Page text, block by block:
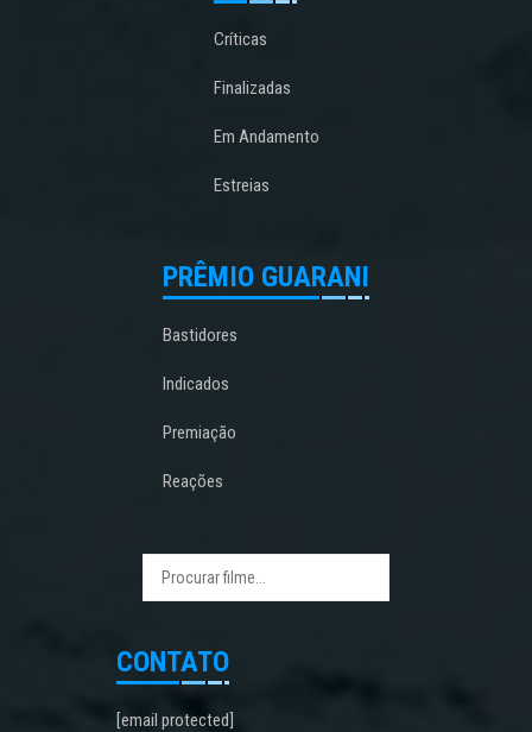
Críticas
Finalizadas
Em Andamento
Estreias
PRÊMIO GUARANI
Bastidores
Indicados
Premiação
Reações
CONTATO
[email protected]